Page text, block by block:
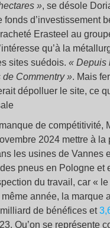
», se désole
fonds d’investissement
Erasteel au
qu’à la
sites suédois. « Depuis
Commentry ». Mais
dépolluer le site, ce
de compétitivité,
2024 mettre à la
les usines de Vannes
pneus en Pologne et
du travail, car «
année, la marque
de bénéfices et
Qu’on se représente